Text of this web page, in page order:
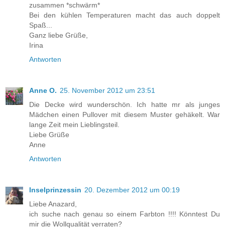
zusammen *schwärm*
Bei den kühlen Temperaturen macht das auch doppelt
Spaß...
Ganz liebe Grüße,
Irina
Antworten
Anne O. 25. November 2012 um 23:51
Die Decke wird wunderschön. Ich hatte mr als junges
Mädchen einen Pullover mit diesem Muster gehäkelt. War
lange Zeit mein Lieblingsteil.
Liebe Grüße
Anne
Antworten
Inselprinzessin 20. Dezember 2012 um 00:19
Liebe Anazard,
ich suche nach genau so einem Farbton !!!! Könntest Du
mir die Wollqualität verraten?